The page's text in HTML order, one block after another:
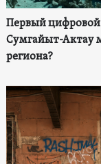
Первый цифровой
Сумгайыт-Актау
региона?